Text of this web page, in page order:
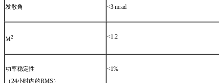
发散角 <3 mrad
M2 <1.2
功率稳定性
（24小时内的RMS）
<1%